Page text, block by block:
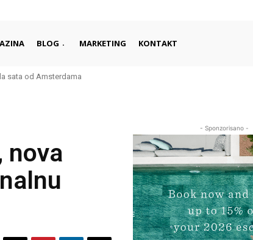
BLOG MARKETING KONTAKT
sata od Amsterdama
nova
- Sponzorisano -